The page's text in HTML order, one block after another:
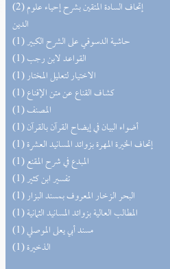
(2) إتحاف السادة المتقين بشرح إحياء علوم
الدين
(1) حاشية الدسوقي على الشرح الكبير
(1) القواعد لابن رجب
(1) الاختيار لتعليل المختار
(1) كشاف القناع عن متن الإقناع
(1) المصنف
(1) أضواء البيان في إيضاح القرآن بالقرآن
(1) إتحاف الخيرة المهرة بزوائد المسانيد العشرة
(1) المبدع في شرح المقنع
(1) تفسير ابن كثير
(1) البحر الزخار المعروف بمسند البزار
(1) المطالب العالية بزوائد المسانيد الثمانية
(1) مسند أبي يعلى الموصلي
(1) الذخيرة